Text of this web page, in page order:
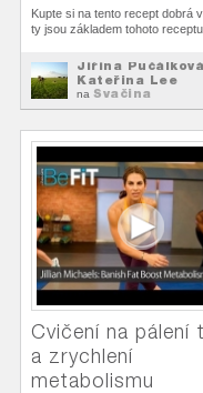
Kupte si na tento recept dobrá
ty jsou základem tohoto receptu.
Jiřina Pučálková
Kateřina Lee
na Svačina
Cvičení na pálení
a zrychlení
metabolismu